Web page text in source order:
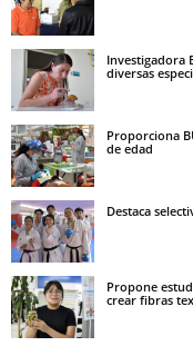
Investigadora
diversas
Proporciona
de edad
Destaca
Propone
crear fibras